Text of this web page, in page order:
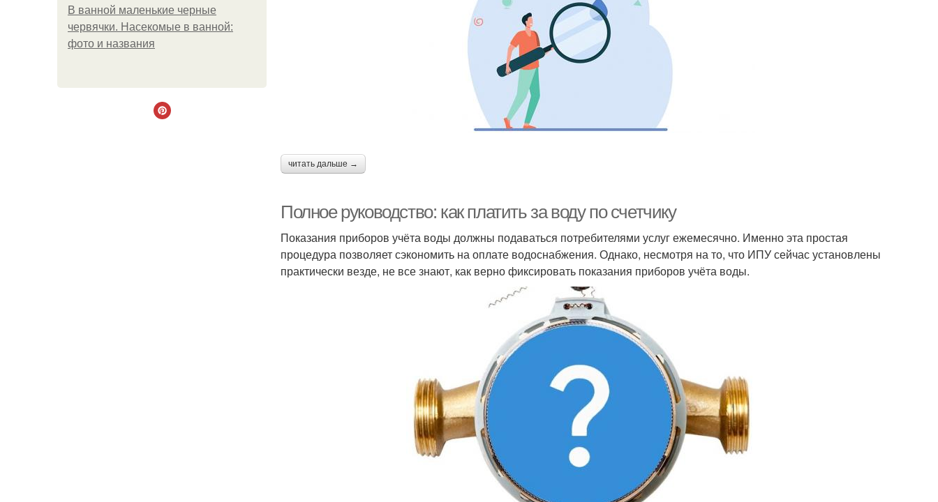
В ванной маленькие черные
червячки. Насекомые в ванной:
фото и названия
читать дальше →
Полное руководство: как платить за воду по счетчику
Показания приборов учёта воды должны подаваться потребителями услуг ежемесячно. Именно эта простая
процедура позволяет сэкономить на оплате водоснабжения. Однако, несмотря на то, что ИПУ сейчас установлены
практически везде, не все знают, как верно фиксировать показания приборов учёта воды.